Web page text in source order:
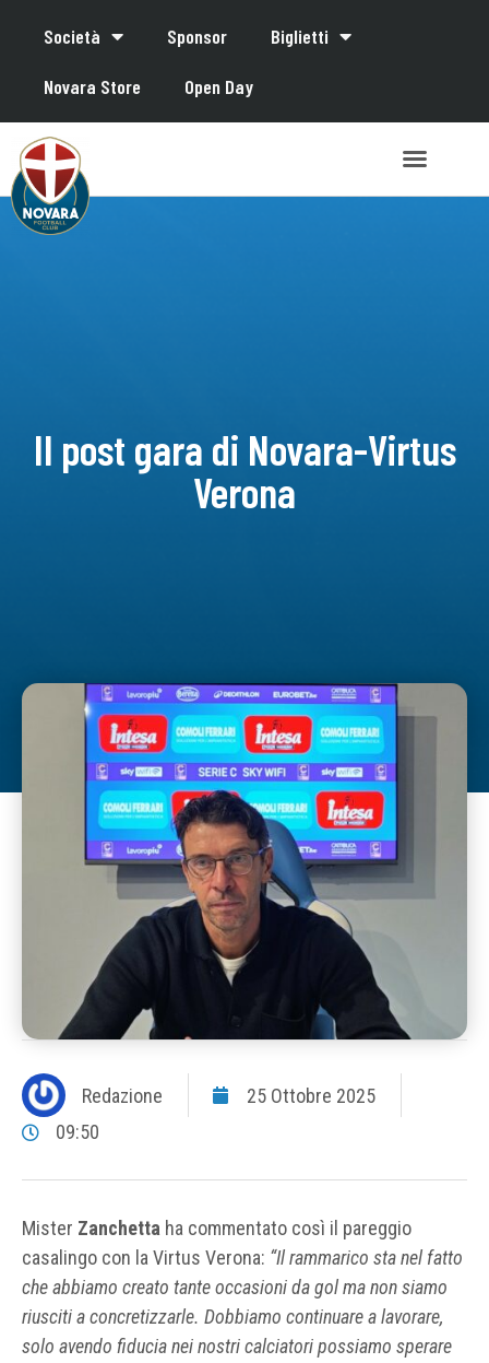
Società Sponsor Biglietti
Novara Store Open Day
Il post gara di Novara-Virtus
Verona
Redazione
25 Ottobre 2025
09:50
Mister Zanchetta ha commentato così il pareggio
casalingo con la Virtus Verona: “Il rammarico sta nel fatto
che abbiamo creato tante occasioni da gol ma non siamo
riusciti a concretizzarle. Dobbiamo continuare a lavorare,
solo avendo fiducia nei nostri calciatori possiamo sperare